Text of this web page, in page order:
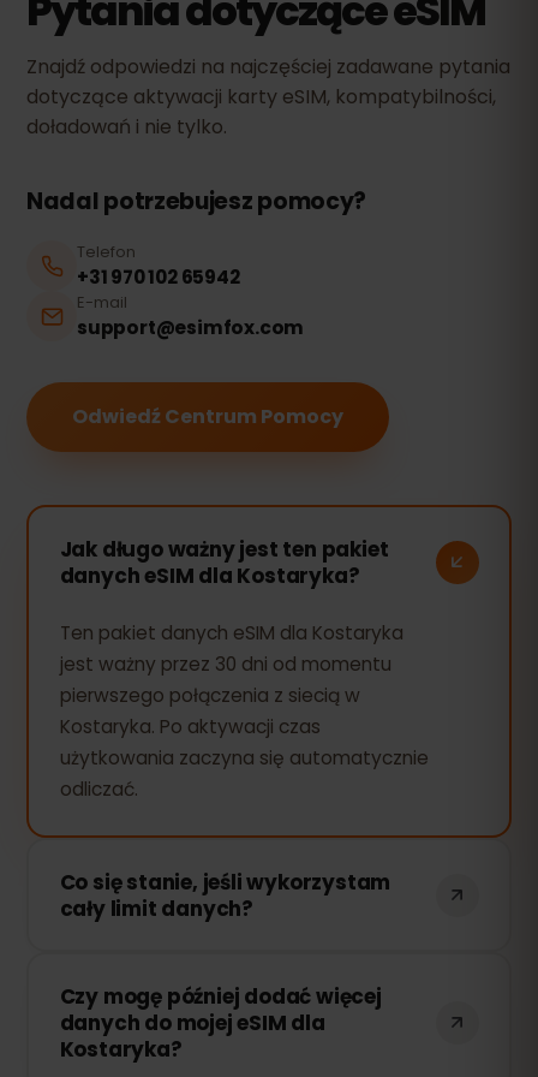
Znajdź odpowiedzi na najczęściej zadawane pytania
dotyczące aktywacji karty eSIM, kompatybilności,
doładowań i nie tylko.
Nadal potrzebujesz pomocy?
Telefon
+31 970 102 65942
E-mail
support@esimfox.com
Odwiedź Centrum Pomocy
Jak długo ważny jest ten pakiet
danych eSIM dla Kostaryka?
Ten pakiet danych eSIM dla Kostaryka
jest ważny przez 30 dni od momentu
pierwszego połączenia z siecią w
Kostaryka. Po aktywacji czas
użytkowania zaczyna się automatycznie
odliczać.
Co się stanie, jeśli wykorzystam
cały limit danych?
połączenie zostanie przerwane. Możesz
łatwo doładować swoją eSIM przez
panel eSIMFOX i natychmiast wznowić
Czy mogę później dodać więcej
danych do mojej eSIM dla
Kostaryka?